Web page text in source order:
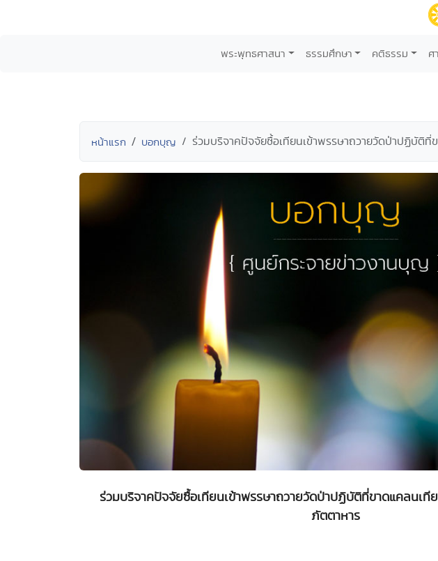
พระพุทธศาสนา ธรรมศึกษา คติธรรม ศ
หน้าแรก บอกบุญ ร่วมบริจาคปัจจัยซื้อเทียนเข้าพรรษาถวายวัดป่าปฏิบัติที่
ร่วมบริจาคปัจจัยซื้อเทียนเข้าพรรษาถวายวัดป่าปฏิบัติที่ขาดแคลนเที
ภัตตาหาร